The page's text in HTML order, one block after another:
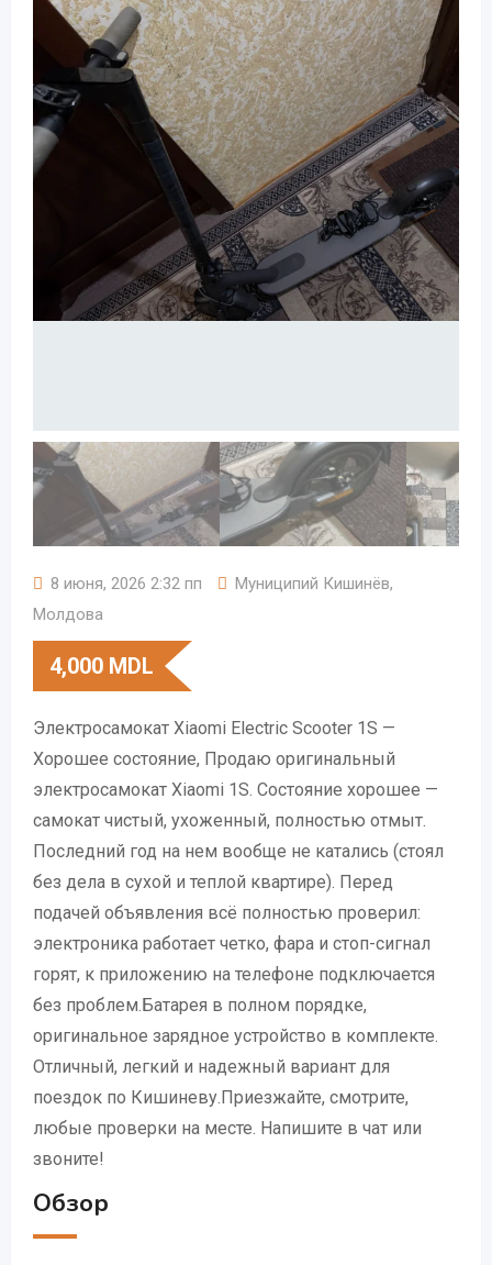
8 июня, 2026 2:32 пп Муниципий Кишинёв,
Молдова
4,000 MDL
Электросамокат Xiaomi Electric Scooter 1S —
Хорошее состояние, Продаю оригинальный
электросамокат Xiaomi 1S. Состояние хорошее —
самокат чистый, ухоженный, полностью отмыт.
Последний год на нем вообще не катались (стоял
без дела в сухой и теплой квартире). Перед
подачей объявления всё полностью проверил:
электроника работает четко, фара и стоп-сигнал
горят, к приложению на телефоне подключается
без проблем.Батарея в полном порядке,
оригинальное зарядное устройство в комплекте.
Отличный, легкий и надежный вариант для
поездок по Кишиневу.Приезжайте, смотрите,
любые проверки на месте. Напишите в чат или
звоните!
Обзор